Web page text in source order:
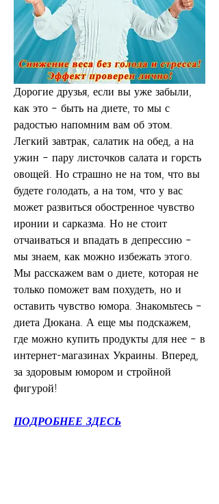
Дорогие друзья, если вы уже забыли,
как это – быть на диете, то мы с
радостью напомним вам об этом.
Легкий завтрак, салатик на обед, а на
ужин – пару листочков салата и горсть
овощей. Но страшно не на том, что вы
будете голодать, а на том, что у вас
может развиться обостренное чувство
иронии и сарказма. Но не стоит
отчаиваться и впадать в депрессию –
мы знаем, как можно избежать этого.
Мы расскажем вам о диете, которая не
только поможет вам похудеть, но и
оставить чувство юмора. Знакомьтесь –
диета Дюкана. А еще мы подскажем,
где можно купить продукты для нее – в
интернет-магазинах Украины. Вперед,
за здоровым юмором и стройной
фигурой!
ПОДРОБНЕЕ ЗДЕСЬ